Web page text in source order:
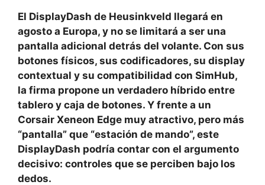
El DisplayDash de Heusinkveld llegará en
agosto a Europa, y no se limitará a ser una
pantalla adicional detrás del volante. Con sus
botones físicos, sus codificadores, su display
contextual y su compatibilidad con SimHub,
la firma propone un verdadero híbrido entre
tablero y caja de botones. Y frente a un
Corsair Xeneon Edge muy atractivo, pero más
“pantalla” que “estación de mando”, este
DisplayDash podría contar con el argumento
decisivo: controles que se perciben bajo los
dedos.